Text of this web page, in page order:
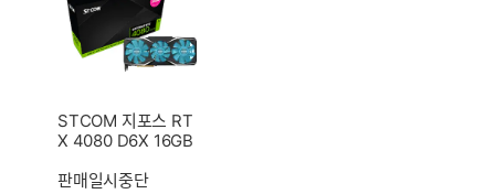
STCOM 지포스 RT
X 4080 D6X 16GB
판매일시중단